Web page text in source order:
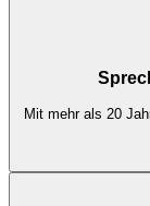
Mit mehr als 20